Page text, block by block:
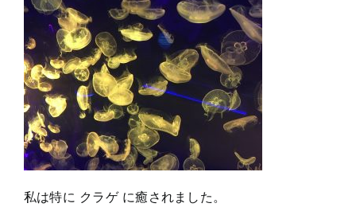
私は特に クラゲ に癒されました。